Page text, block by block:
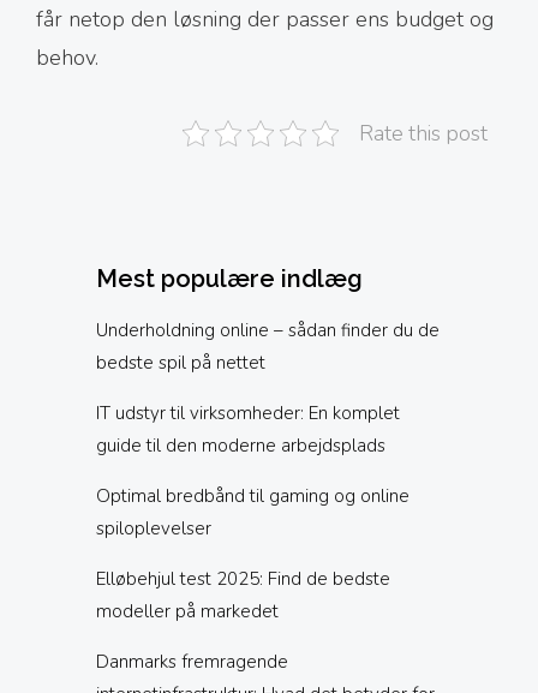
får netop den løsning der passer ens budget og
behov.
Rate this post
Mest populære indlæg
Underholdning online – sådan finder du de
bedste spil på nettet
IT udstyr til virksomheder: En komplet
guide til den moderne arbejdsplads
Optimal bredbånd til gaming og online
spiloplevelser
Elløbehjul test 2025: Find de bedste
modeller på markedet
Danmarks fremragende